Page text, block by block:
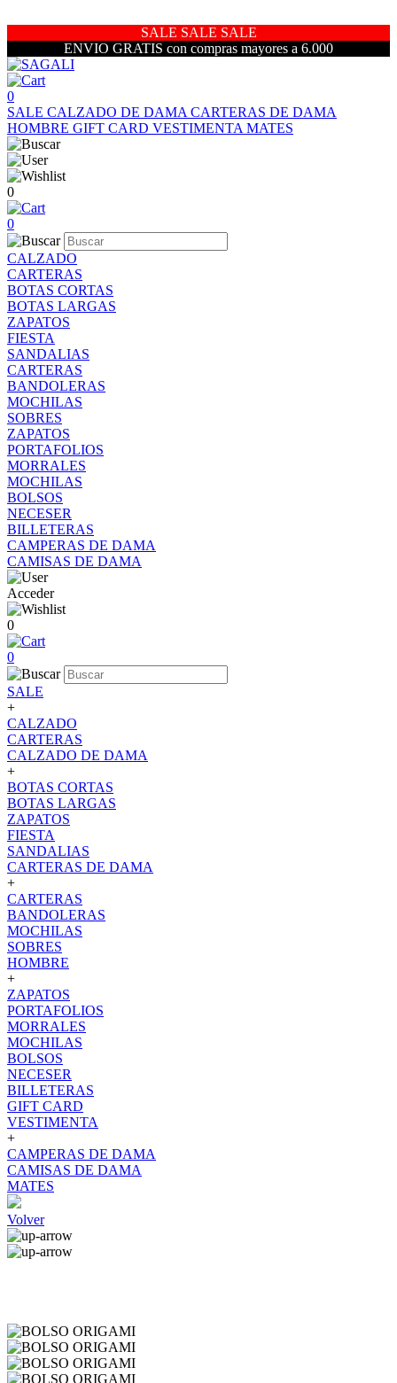
SALE SALE SALE
ENVIO GRATIS con compras mayores a 6.000
0
SALE CALZADO DE DAMA CARTERAS DE DAMA
HOMBRE GIFT CARD VESTIMENTA MATES
0
0
CALZADO
CARTERAS
BOTAS CORTAS
BOTAS LARGAS
ZAPATOS
FIESTA
SANDALIAS
CARTERAS
BANDOLERAS
MOCHILAS
SOBRES
ZAPATOS
PORTAFOLIOS
MORRALES
MOCHILAS
BOLSOS
NECESER
BILLETERAS
CAMPERAS DE DAMA
CAMISAS DE DAMA
Acceder
0
0
SALE
+
CALZADO
CARTERAS
CALZADO DE DAMA
+
BOTAS CORTAS
BOTAS LARGAS
ZAPATOS
FIESTA
SANDALIAS
CARTERAS DE DAMA
+
CARTERAS
BANDOLERAS
MOCHILAS
SOBRES
HOMBRE
+
ZAPATOS
PORTAFOLIOS
MORRALES
MOCHILAS
BOLSOS
NECESER
BILLETERAS
GIFT CARD
VESTIMENTA
+
CAMPERAS DE DAMA
CAMISAS DE DAMA
MATES
Volver